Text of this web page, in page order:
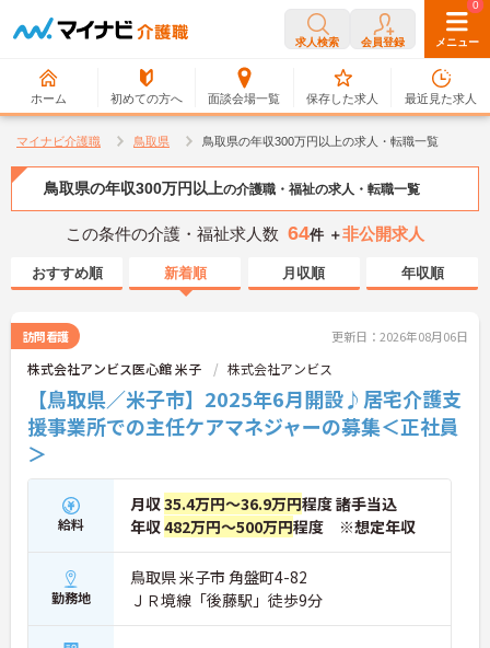
求人検索 会員登録 メニュー
ホーム 初めての方へ 面談会場一覧
0
保存した求人
0
最近見た求人
マイナビ介護職 鳥取県 鳥取県の年収300万円以上の求人・転職一覧
鳥取県の年収300万円以上の介護職・福祉の求人・転職一覧
この条件の介護・福祉求人数 64件 ＋非公開求人
おすすめ順 新着順 月収順 年収順
訪問看護 更新日：2026年08月06日
株式会社アンビス医心館 米子 株式会社アンビス
【鳥取県／米子市】2025年6月開設♪居宅介護支
援事業所での主任ケアマネジャーの募集＜正社員
＞
給料
月収35.4万円～36.9万円程度 諸手当込
年収482万円～500万円程度 ※想定年収
勤務地
鳥取県 米子市 角盤町4-82
ＪＲ境線「後藤駅」徒歩9分